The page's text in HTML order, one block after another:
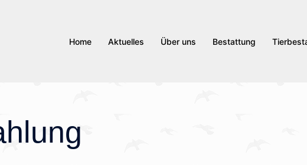
Home Aktuelles Über uns Bestattung